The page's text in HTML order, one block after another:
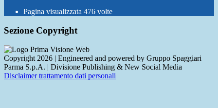
Pagina visualizzata 476 volte
Sezione Copyright
Copyright 2026 | Engineered and powered by Gruppo Spaggiari
Parma S.p.A. | Divisione Publishing & New Social Media
Disclaimer trattamento dati personali